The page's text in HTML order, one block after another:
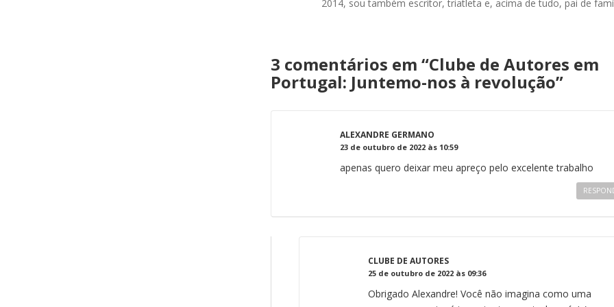
2014, sou também escritor, triatleta e, acima de tudo, pai de
3 comentários em “Clube de Autores em
Portugal: Juntemo-nos à revolução”
ALEXANDRE GERMANO
23 de outubro de 2022 às 10:59
apenas quero deixar meu apreço pelo excelente trabalho
CLUBE DE AUTORES
25 de outubro de 2022 às 09:36
Obrigado Alexandre! Você não imagina como uma